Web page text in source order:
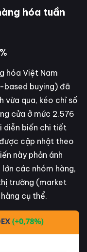
hóa tuần
hóa Việt Nam
based buying) đã
vừa qua, kéo chỉ số
cửa ở mức 2.576
diễn biến chi tiết
được cập nhật theo
này phản ánh
các nhóm hàng,
trường (market
cụ thể.